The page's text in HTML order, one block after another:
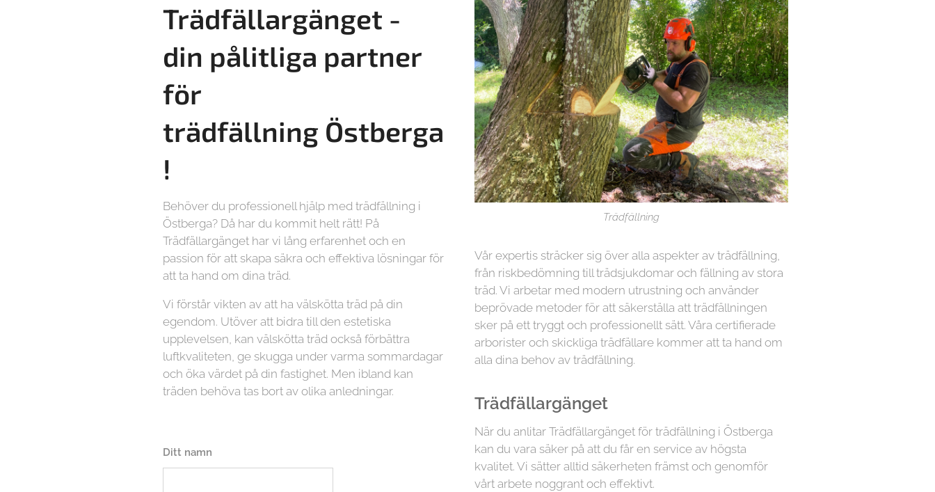
Trädfällargänget -
din pålitliga partner
för
trädfällning Östberga
!
Behöver du professionell hjälp med trädfällning i
Östberga? Då har du kommit helt rätt! På
Trädfällargänget har vi lång erfarenhet och en
passion för att skapa säkra och effektiva lösningar för
att ta hand om dina träd.
Vi förstår vikten av att ha välskötta träd på din
egendom. Utöver att bidra till den estetiska
upplevelsen, kan välskötta träd också förbättra
luftkvaliteten, ge skugga under varma sommardagar
och öka värdet på din fastighet. Men ibland kan
träden behöva tas bort av olika anledningar.
Ditt namn
Trädfällning
Vår expertis sträcker sig över alla aspekter av trädfällning,
från riskbedömning till trädsjukdomar och fällning av stora
träd. Vi arbetar med modern utrustning och använder
beprövade metoder för att säkerställa att trädfällningen
sker på ett tryggt och professionellt sätt. Våra certifierade
arborister och skickliga trädfällare kommer att ta hand om
alla dina behov av trädfällning.
Trädfällargänget
När du anlitar Trädfällargänget för trädfällning i Östberga
kan du vara säker på att du får en service av högsta
kvalitet. Vi sätter alltid säkerheten främst och genomför
vårt arbete noggrant och effektivt.